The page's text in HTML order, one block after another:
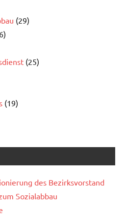
(29)
(25)
(19)
des Bezirksvorstand
Sozialabbau